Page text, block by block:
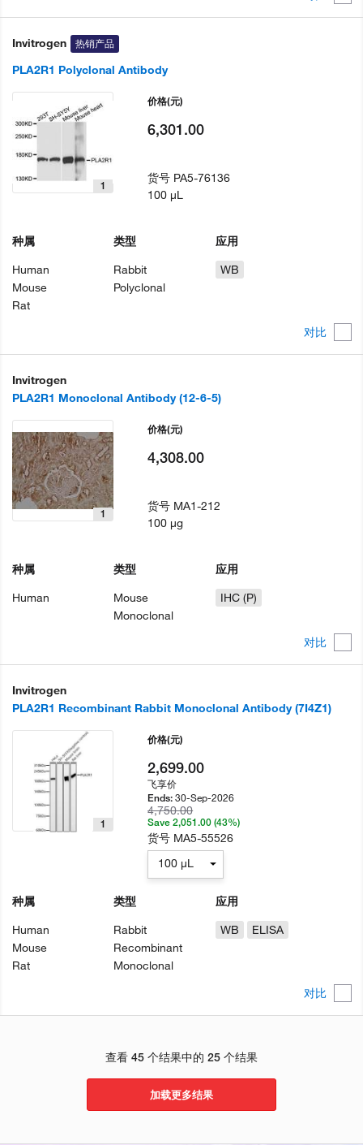
Invitrogen 热销产品
PLA2R1 Polyclonal Antibody
对比
1
种属
Human
Mouse
Rat
类型
Rabbit
Polyclonal
应用
WB
价格(元)
6,301.00
货号 PA5-76136
100 µL
Invitrogen
PLA2R1 Monoclonal Antibody (12-6-5)
对比
1
种属
Human
类型
Mouse
Monoclonal
应用
IHC (P)
价格(元)
4,308.00
货号 MA1-212
100 µg
Invitrogen
PLA2R1 Recombinant Rabbit Monoclonal Antibody (7I4Z1)
对比
1
种属
Human
Mouse
Rat
类型
Rabbit
Recombinant
Monoclonal
应用
WB
ELISA
价格(元)
2,699.00
飞享价
Ends:30-Sep-2026
4,750.00
Save 2,051.00 (43%)
货号 MA5-55526
100 µL
查看 45 个结果中的 25 个结果
加载更多结果